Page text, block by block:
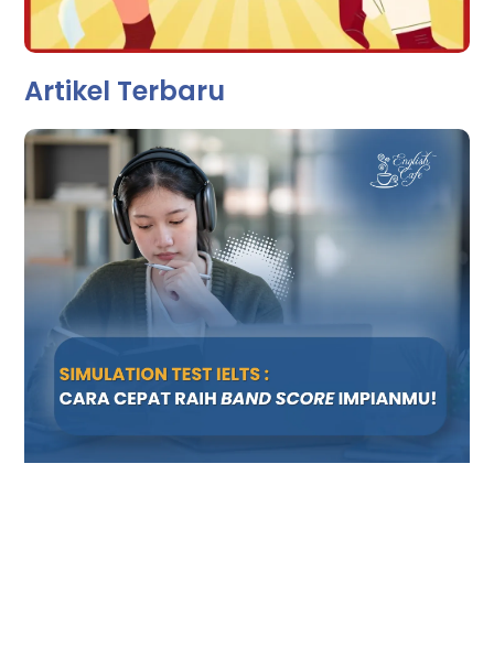
Artikel Terbaru